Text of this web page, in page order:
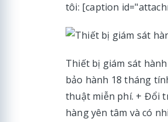
tôi: [caption
Thiết bị giám sát
bảo hành 18 tháng
thuật miễn phí. + Đổi
hàng yên tâm và có